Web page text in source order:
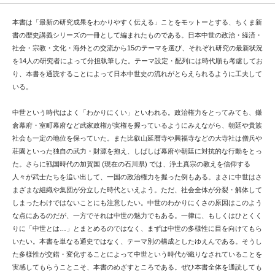
本書は「最新の研究成果をわかりやすく伝える」ことをモットーとする、ちくま新
書の歴史講義シリーズの一冊として編まれたものである。日本中世の政治・経済・
社会・宗教・文化・海外との交流から15のテーマを選び、それぞれ研究の最新状況
を14人の研究者によって分担執筆した。テーマ設定・配列には時代順も考慮してお
り、本書を通読することによって日本中世史の流れがとらえられるように工夫して
いる。
中世という時代はよく「わかりにくい」といわれる。政治権力をとってみても、鎌
倉幕府・室町幕府など武家政権が実権を握っているようにみえながら、朝廷や貴族
社会も一定の地位を保っていた。また比叡山延暦寺や興福寺などの大寺社は僧兵や
荘園といった独自の武力・財源を抱え、しばしば幕府や朝廷に対抗的な行動をとっ
た。さらに戦国時代の加賀国 (現在の石川県) では、浄土真宗の教えを信仰する
人々が武士たちを追い出して、一国の政治権力を握った例もある。まさに中世はさ
まざまな組織や集団が分立した時代といえよう。ただ、社会全体が分裂・解体して
しまったわけではないことにも注意したい。中世のわかりにくさの原因はこのよう
な点にあるのだが、一方でそれは中世の魅力でもある。一律に、もしくはひとくく
りに「中世とは…」とまとめるのではなく、まずは中世の多様性に目を向けてもら
いたい。本書を単なる通史ではなく、テーマ別の構成としたゆえんである。そうし
た多様性が交錯・変化することによって中世という時代が織りなされていることを
実感してもらうことこそ、本書のめざすところである。ぜひ本書全体を通読しても